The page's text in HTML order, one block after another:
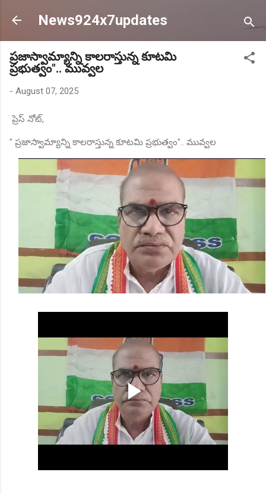
Skip to main content
News924x7updates
ప్రజాస్వామ్యాన్ని కాలరాస్తున్న కూటమి
ప్రభుత్వం".. మువ్వల
- August 07, 2025
ప్రెస్ నోట్,
" ప్రజాస్వామ్యాన్ని కాలరాస్తున్న కూటమి ప్రభుత్వం".. మువ్వల